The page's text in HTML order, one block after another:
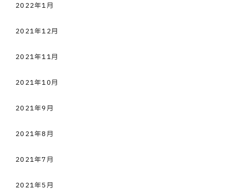
2022年1月
2021年12月
2021年11月
2021年10月
2021年9月
2021年8月
2021年7月
2021年5月